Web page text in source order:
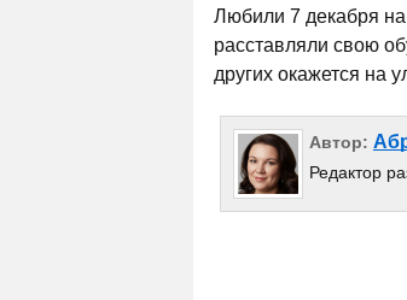
Любили 7 декабря
расставляли свою
других окажется на
Автор:
Редактор